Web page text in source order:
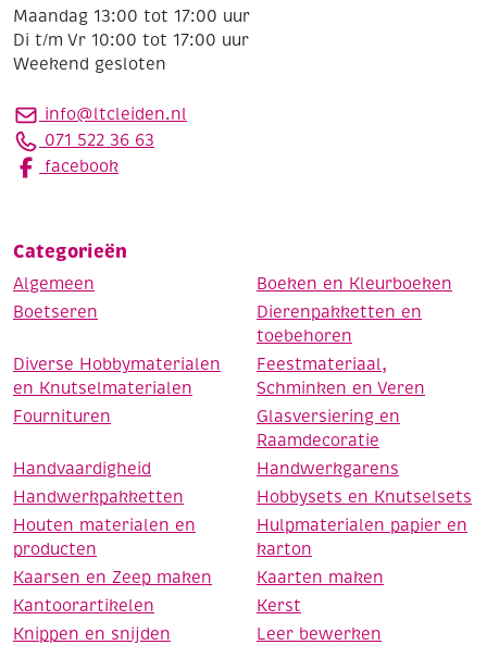
Maandag 13:00 tot 17:00 uur
Di t/m Vr 10:00 tot 17:00 uur
Weekend gesloten
info@ltcleiden.nl
071 522 36 63
facebook
Categorieën
Algemeen
Boeken en Kleurboeken
Boetseren
Dierenpakketten en
toebehoren
Diverse Hobbymaterialen
en Knutselmaterialen
Feestmateriaal,
Schminken en Veren
Fournituren
Glasversiering en
Raamdecoratie
Handvaardigheid
Handwerkgarens
Handwerkpakketten
Hobbysets en Knutselsets
Houten materialen en
producten
Hulpmaterialen papier en
karton
Kaarsen en Zeep maken
Kaarten maken
Kantoorartikelen
Kerst
Knippen en snijden
Leer bewerken